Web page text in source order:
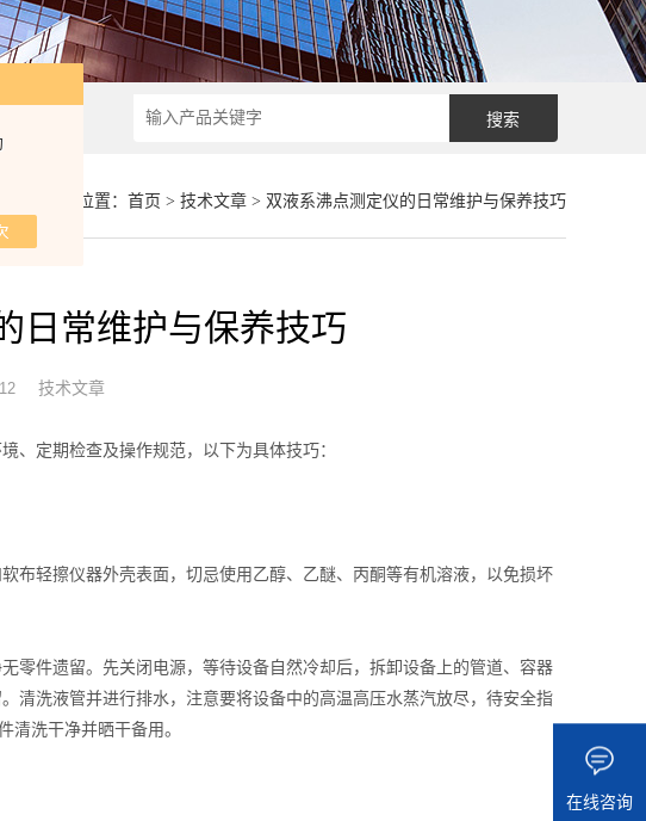
你的位置： 首页 > 技术文章> 双液系沸点测定仪的日常维护与保养技巧
日常维护与保养技巧
技术文章
、定期检查及操作规范，以下为具体技巧：
轻擦仪器外壳表面，切忌使用乙醇、乙醚、丙酮等有机溶液，以免损坏
件遗留。先关闭电源，等待设备自然冷却后，拆卸设备上的管道、容器
清洗液管并进行排水，注意要将设备中的高温高压水蒸汽放尽，待安全指
清洗干净并晒干备用。
在线咨询